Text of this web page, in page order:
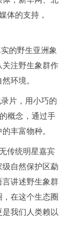
体的支持，
的野生亚洲象
注野生象群作
环境。
片，用小巧的
概念，通过手
丰富物种。
传统明星嘉宾
自然保护区勐
言讲述野生象群
在这个生态圈
我们人类赖以